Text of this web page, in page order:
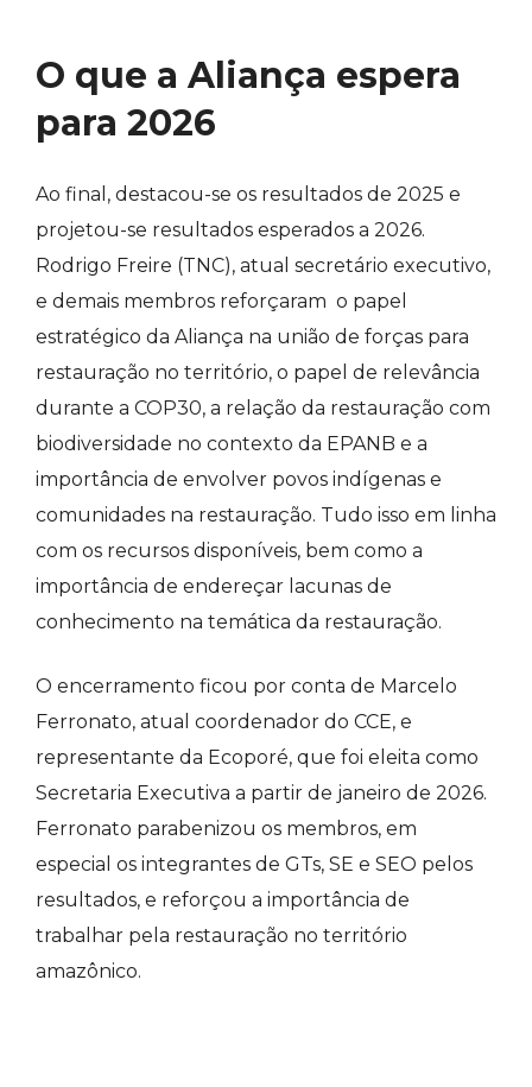
O que a Aliança espera
para 2026
Ao final, destacou-se os resultados de 2025 e
projetou-se resultados esperados a 2026.
Rodrigo Freire (TNC), atual secretário executivo,
e demais membros reforçaram o papel
estratégico da Aliança na união de forças para
restauração no território, o papel de relevância
durante a COP30, a relação da restauração com
biodiversidade no contexto da EPANB e a
importância de envolver povos indígenas e
comunidades na restauração. Tudo isso em linha
com os recursos disponíveis, bem como a
importância de endereçar lacunas de
conhecimento na temática da restauração.
O encerramento ficou por conta de Marcelo
Ferronato, atual coordenador do CCE, e
representante da Ecoporé, que foi eleita como
Secretaria Executiva a partir de janeiro de 2026.
Ferronato parabenizou os membros, em
especial os integrantes de GTs, SE e SEO pelos
resultados, e reforçou a importância de
trabalhar pela restauração no território
amazônico.